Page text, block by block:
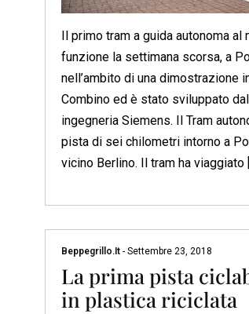
Il primo tram a guida autonoma al
funzione la settimana scorsa, a
nell’ambito di una dimostrazione
Combino ed è stato sviluppato
ingegneria Siemens. Il Tram
pista di sei chilometri intorno a
vicino Berlino. Il tram ha viaggiato
Beppegrillo.it - Settembre 23, 2018
La prima pista
in plastica riciclata